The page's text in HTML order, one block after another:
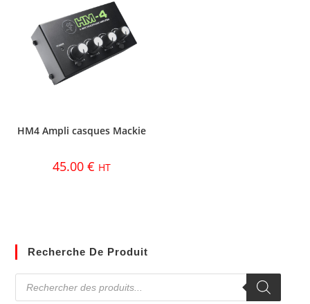
HM4 Ampli casques Mackie
45.00€ HT
Recherche De Produit